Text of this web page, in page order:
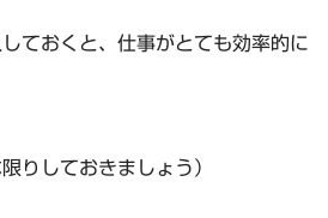
ておくと、仕事がとても効率的に
りしておきましょう）